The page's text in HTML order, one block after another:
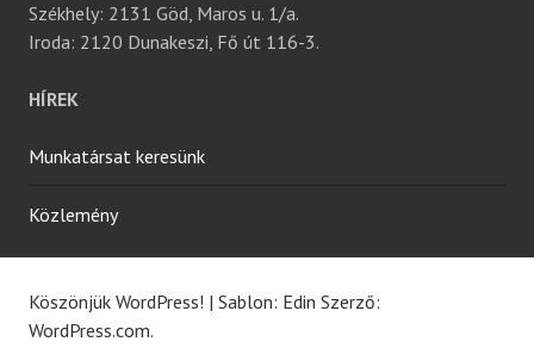
Székhely: 2131 Göd, Maros u. 1/a.
Iroda: 2120 Dunakeszi, Fő út 116-3.
HÍREK
Munkatársat keresünk
Közlemény
Köszönjük WordPress! | Sablon: Edin Szerző:
WordPress.com.